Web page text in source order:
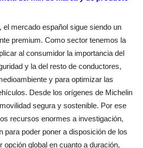
el mercado español sigue siendo un
premium. Como sector tenemos la
al consumidor la importancia del
y la del resto de conductores,
y para optimizar las
Desde los orígenes de Michelin
segura y sostenible. Por ese
recursos enormes a investigación,
para poder poner a disposición de los
opción global en cuanto a duración,